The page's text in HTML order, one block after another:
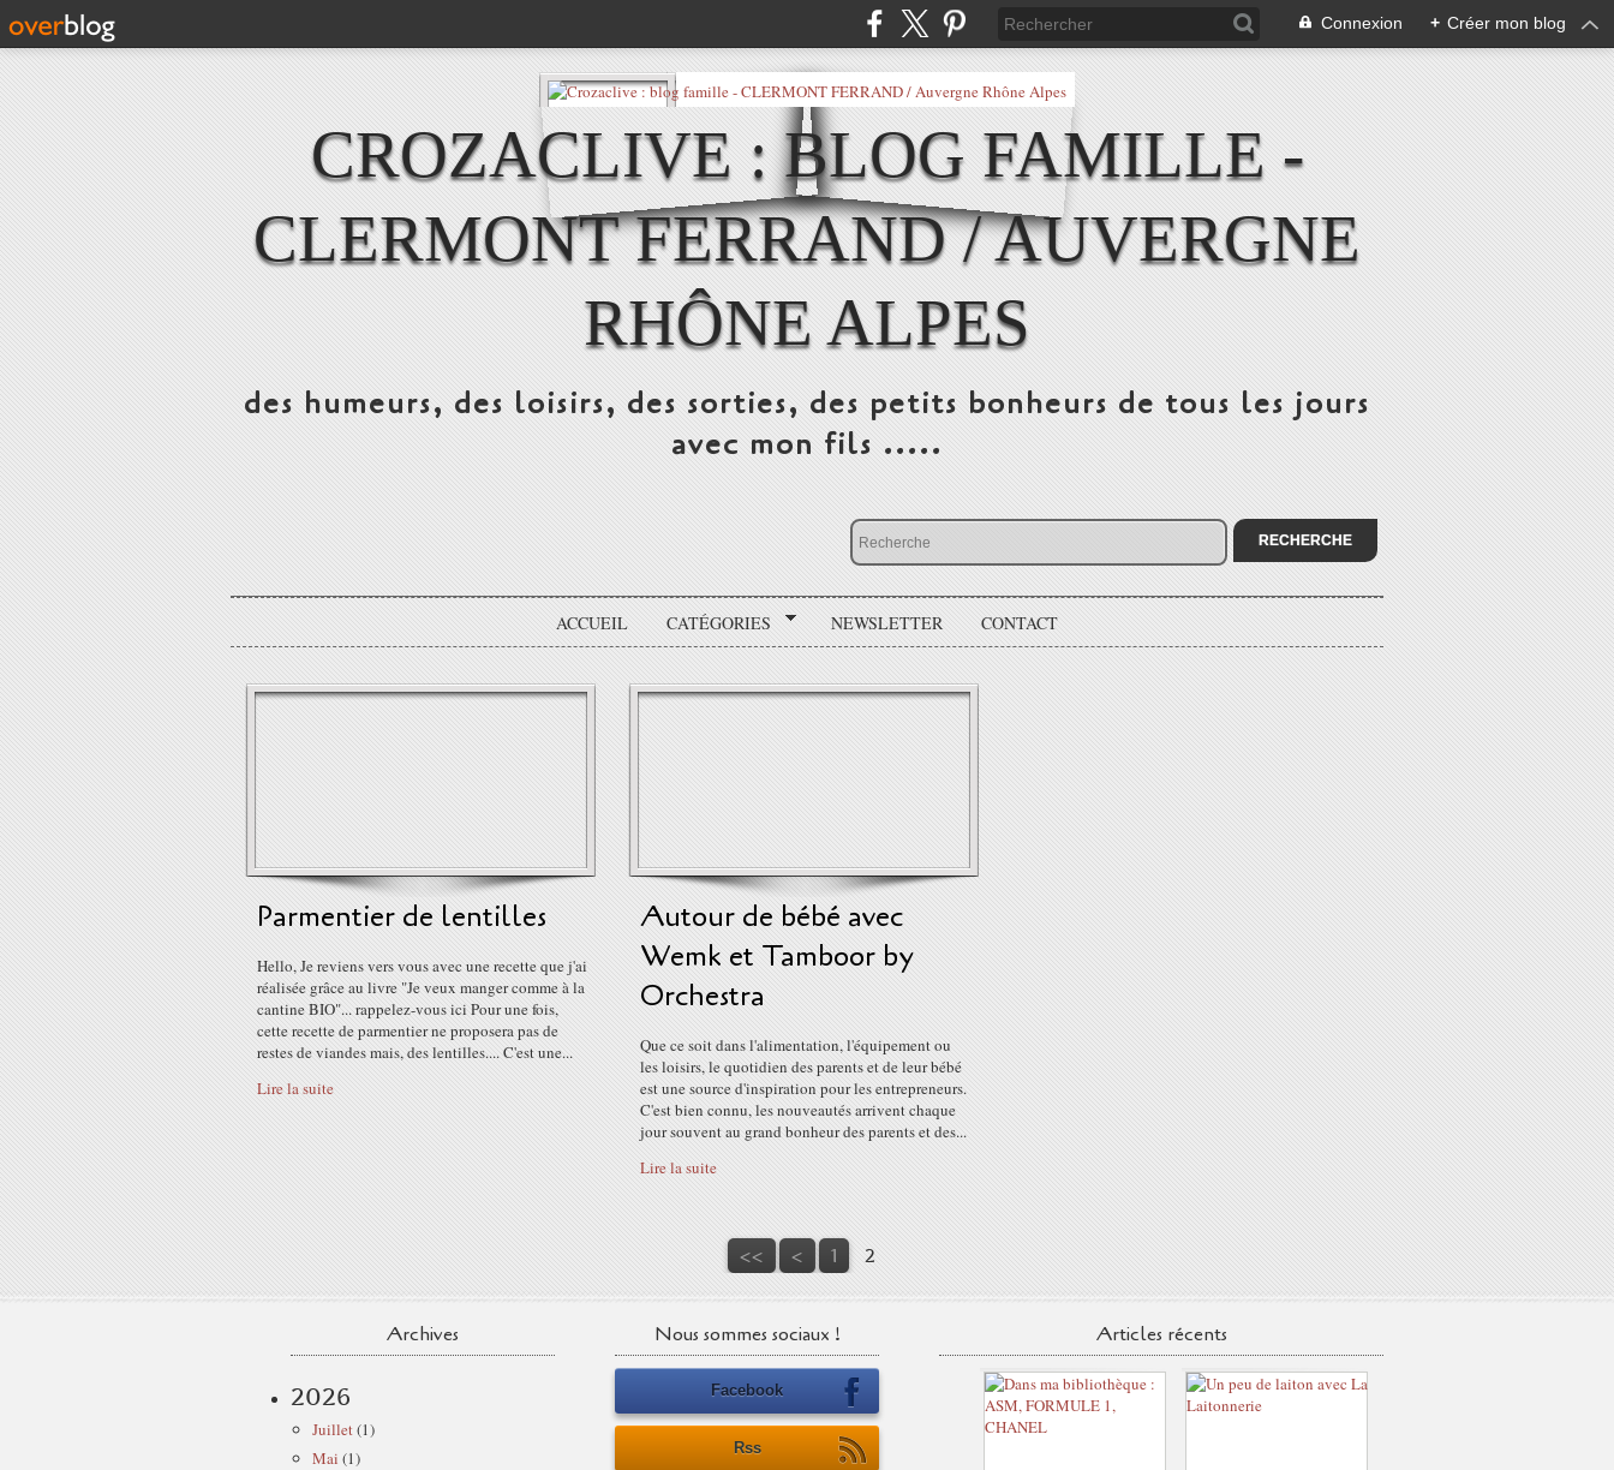
Connexion + Créer mon blog
CROZACLIVE : BLOG FAMILLE -
CLERMONT FERRAND / AUVERGNE
RHÔNE ALPES
des humeurs, des loisirs, des sorties, des petits bonheurs de tous les jours
avec mon fils .....
ACCUEIL CATÉGORIES NEWSLETTER CONTACT
Parmentier de lentilles
Hello, Je reviens vers vous avec une recette que j'ai
réalisée grâce au livre "Je veux manger comme à la
cantine BIO"... rappelez-vous ici Pour une fois,
cette recette de parmentier ne proposera pas de
restes de viandes mais, des lentilles.... C'est une...
Lire la suite
Autour de bébé avec
Wemk et Tamboor by
Orchestra
Que ce soit dans l'alimentation, l'équipement ou
les loisirs, le quotidien des parents et de leur bébé
est une source d'inspiration pour les entrepreneurs.
C'est bien connu, les nouveautés arrivent chaque
jour souvent au grand bonheur des parents et des...
Lire la suite
<< < 1 2
Archives
2026
Juillet(1)
Mai (1)
Nous sommes sociaux !
Facebook
Rss
Articles récents